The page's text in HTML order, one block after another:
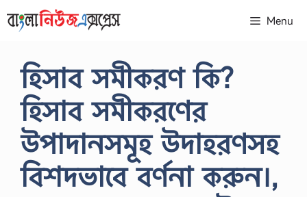
to
Menu
হিসাব সমীকরণ কি?
হিসাব সমীকরণের
উপাদানসমূহ উদাহরণসহ
বিশদভাবে বর্ণনা করুন।,